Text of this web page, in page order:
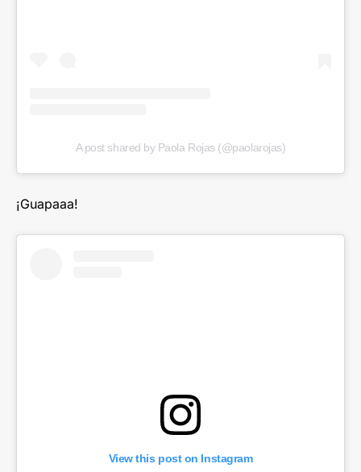
A post shared by Paola Rojas (@paolarojas)
¡Guapaaa!
View this post on Instagram